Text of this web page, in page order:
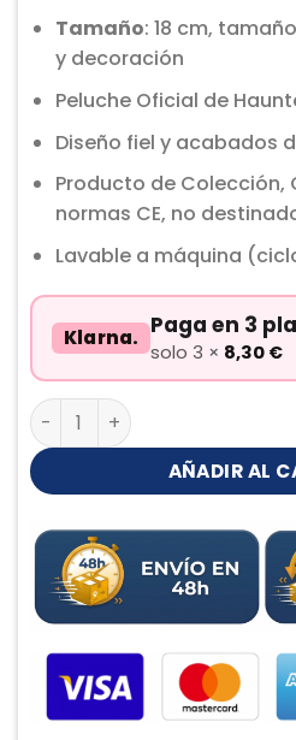
Tamaño: 18 cm,
y decoración
Peluche Oficial de
Diseño fiel y acabados
Producto de Colección,
normas CE, no
Lavable a máquina
Klarna. Paga en 3
solo 3 × 8,30 €
Haunter Peluche cantidad
AÑADIR AL